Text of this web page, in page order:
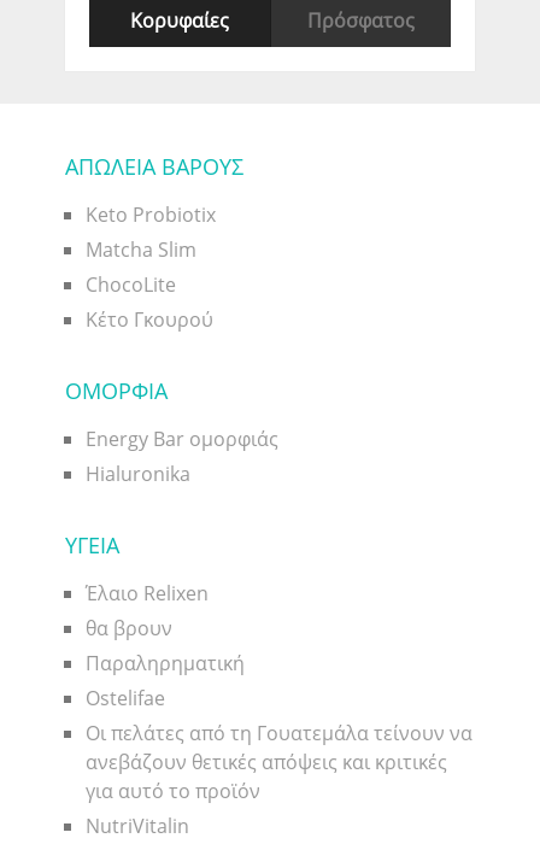
Κορυφαίες Πρόσφατος
ΑΠΩΛΕΙΑ ΒΑΡΟΥΣ
Keto Probiotix
Matcha Slim
ChocoLite
Κέτο Γκουρού
ΟΜΟΡΦΙΑ
Energy Bar ομορφιάς
Hialuronika
ΥΓΕΙΑ
Έλαιο Relixen
θα βρουν
Παραληρηματική
Ostelifae
Οι πελάτες από τη Γουατεμάλα τείνουν να
ανεβάζουν θετικές απόψεις και κριτικές
για αυτό το προϊόν
NutriVitalin